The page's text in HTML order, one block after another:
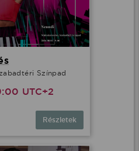
Színpad
UTC+2
Részletek